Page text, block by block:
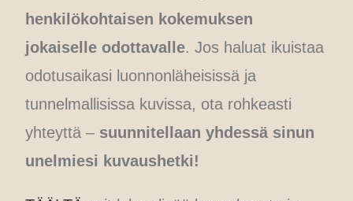
henkilökohtaisen kokemuksen
jokaiselle odottavalle. Jos haluat ikuistaa
odotusaikasi luonnonläheisissä ja
tunnelmallisissa kuvissa, ota rohkeasti
yhteyttä – suunnitellaan yhdessä sinun
unelmiesi kuvaushetki!